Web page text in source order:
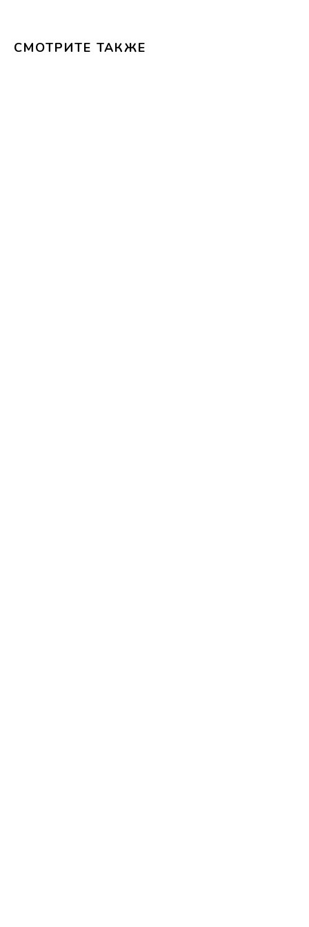
СМОТРИТЕ ТАКЖЕ